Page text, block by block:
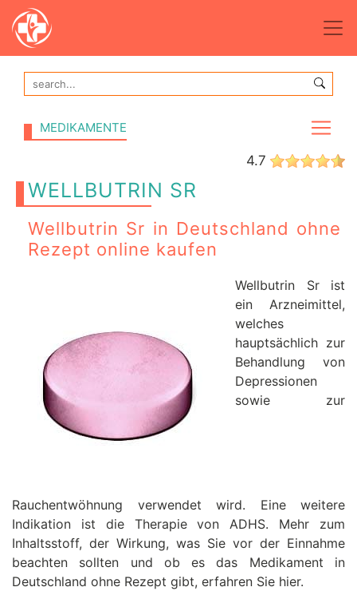
MEDIKAMENTE
WELLBUTRIN SR
Wellbutrin Sr in Deutschland ohne
Rezept online kaufen
Wellbutrin Sr ist
ein Arzneimittel,
welches
hauptsächlich zur
Behandlung von
Depressionen
sowie zur
Rauchentwöhnung verwendet wird. Eine weitere
Indikation ist die Therapie von ADHS. Mehr zum
Inhaltsstoff, der Wirkung, was Sie vor der Einnahme
beachten sollten und ob es das Medikament in
Deutschland ohne Rezept gibt, erfahren Sie hier.
4.7